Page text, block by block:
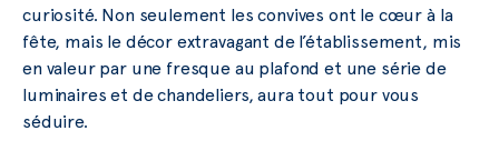
curiosité. Non seulement les convives ont le cœur à la
fête, mais le décor extravagant de l’établissement, mis
en valeur par une fresque au plafond et une série de
luminaires et de chandeliers, aura tout pour vous
séduire.